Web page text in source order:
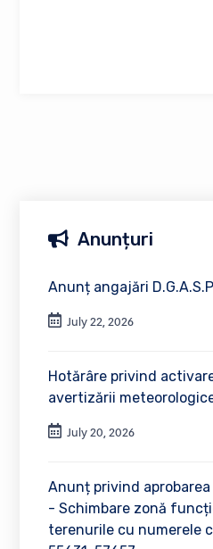
Anunțuri
Anunț angajări
July 22, 2026
Hotărâre privind
avertizării
July 20, 2026
Anunț privind
- Schimbare zonă
terenurile cu numerele